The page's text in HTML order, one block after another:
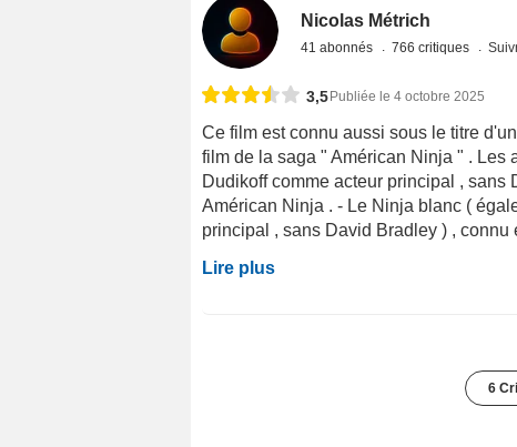
Nicolas Métrich
41 abonnés 766 critiques
3,5 Publiée le 4 octobre 2025
Ce film est connu aussi sous le titre
film de la saga " Américan Ninja " . Les
Dudikoff comme acteur principal ,
Américan Ninja . - Le Ninja blanc (
principal , sans David Bradley ) , connu
Lire plus
6